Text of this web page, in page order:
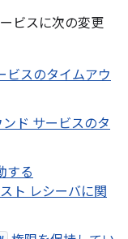
ビスに次の変更
ビスのタイムアウ
ド サービスのタ
する
ト レシーバに関